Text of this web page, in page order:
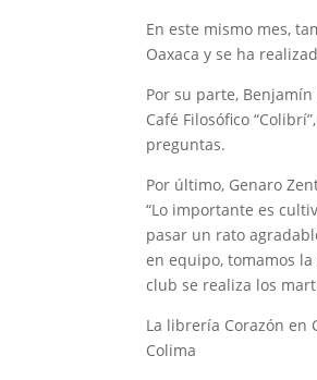
En este mismo mes,
Oaxaca y se ha
Por su parte,
Café Filosófico
preguntas.
Por último, Genaro
“Lo importante es
pasar un rato
en equipo, tomamos
club se realiza los
La librería Corazón en
Colima